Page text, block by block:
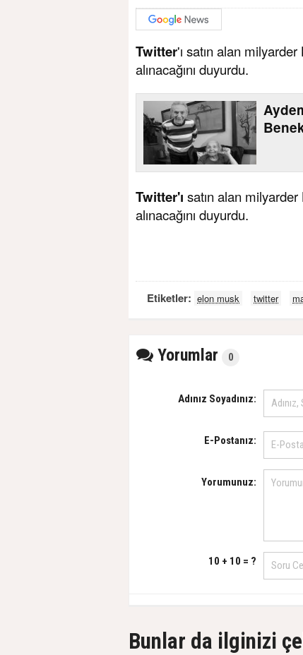
Twitter'ı satın alan milyarder
alınacağını duyurdu.
Twitter'ı satın alan milyarder
alınacağını duyurdu.
Etiketler: elon musk twitter
Yorumlar 0
Adınız Soyadınız:
E-Postanız:
Yorumunuz:
10 + 10 = ?
Bunlar da ilginizi